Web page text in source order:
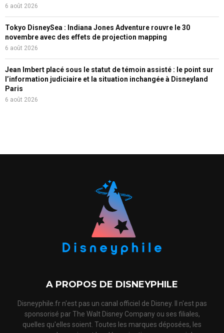
6 août 2026
Tokyo DisneySea : Indiana Jones Adventure rouvre le 30
novembre avec des effets de projection mapping
6 août 2026
Jean Imbert placé sous le statut de témoin assisté : le point sur
l’information judiciaire et la situation inchangée à Disneyland
Paris
6 août 2026
A PROPOS DE DISNEYPHILE
Disneyphile.fr n'est pas un canal officiel de Disney. Il n'est pas
sponsorisé par The Walt Disney Company ou ses filiales,
quelles qu'elles soient. Toutes les marques déposées, les